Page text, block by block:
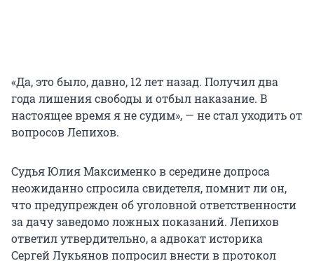
«Да, это было, давно, 12 лет назад. Получил два
года лишения свободы и отбыл наказание. В
настоящее время я не судим», — не стал уходить от
вопросов Лепихов.
Судья Юлия Максименко в середине допроса
неожиданно спросила свидетеля, помнит ли он,
что предупрежден об уголовной ответственности
за дачу заведомо ложных показаний. Лепихов
ответил утвердительно, а адвокат историка
Сергей Лукьянов попросил внести в протокол